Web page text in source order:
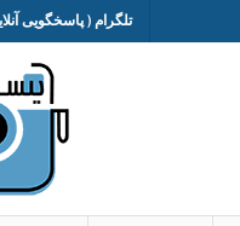
تلگرام ( پاسخگویی